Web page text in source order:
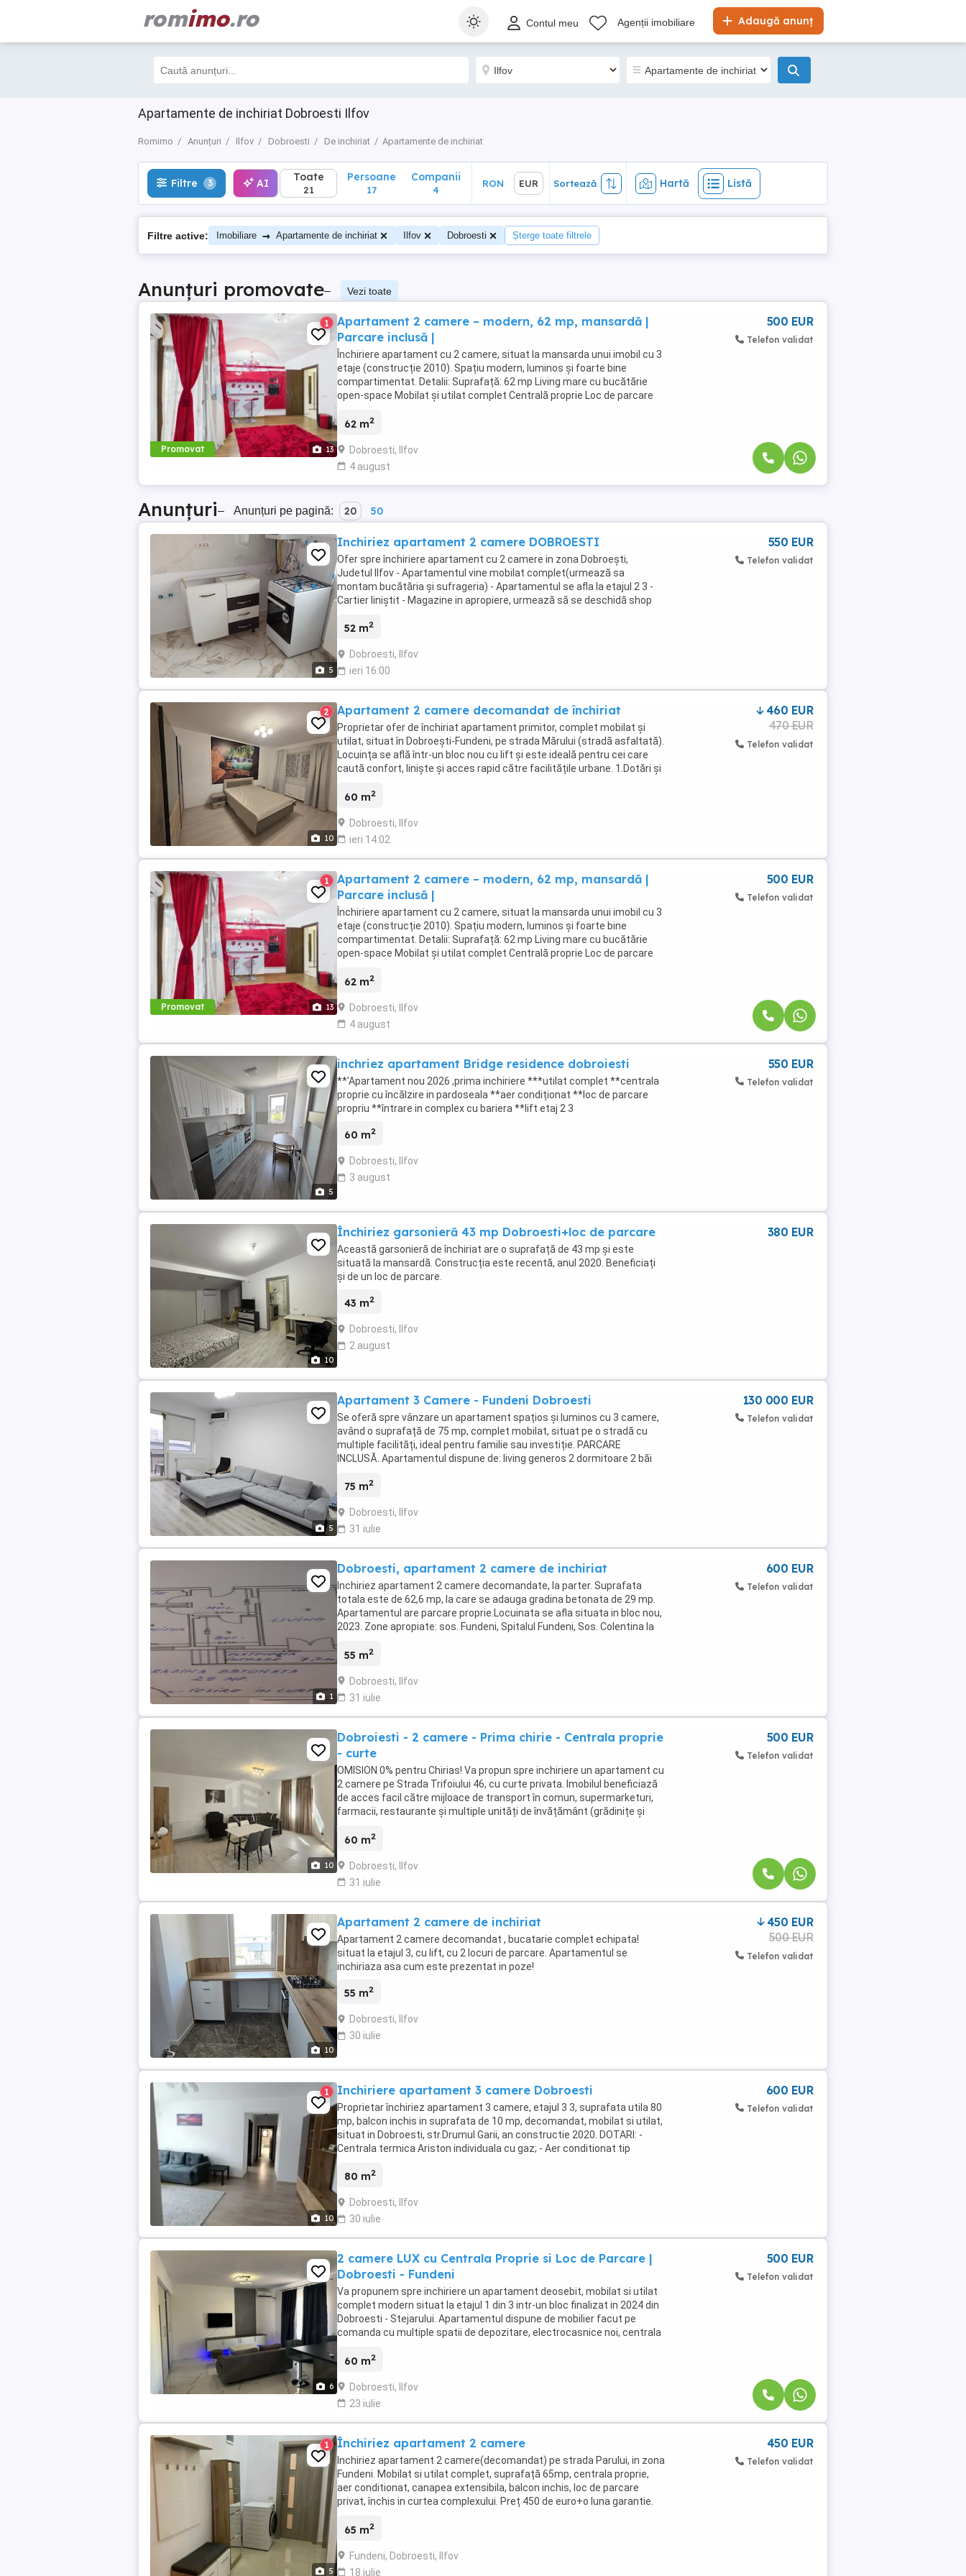
romimo.ro Adaugă anunț
Contul meu Agenții imobiliare
Apartamente de inchiriat Dobroesti Ilfov
Romimo Anunțuri Ilfov Dobroesti De inchiriat Apartamente de inchiriat
Filtre 3 AI RON EUR Sortează Hartă Listă
Filtre 3 AI Toate
21
Persoane
17
Companii
4
RON EUR Sortează Hartă Listă
Filtre active: Imobiliare → Apartamente de inchiriat Ilfov Dobroesti Șterge toate filtrele
Anunțuri promovate– Vezi toate
Promovat 13
1
Apartament 2 camere – modern, 62 mp, mansardă |
Parcare inclusă |
Închiriere apartament cu 2 camere, situat la mansarda unui imobil cu 3
etaje (construcție 2010). Spațiu modern, luminos și foarte bine
compartimentat. Detalii: Suprafață: 62 mp Living mare cu bucătărie
open-space Mobilat și utilat complet Centrală proprie Loc de parcare
62 m2
Dobroesti, Ilfov
4 august
500 EUR
Telefon validat
Anunțuri– Anunțuri pe pagină: 20 50
5
Inchiriez apartament 2 camere DOBROESTI
Ofer spre închiriere apartament cu 2 camere in zona Dobroești,
Judetul Ilfov - Apartamentul vine mobilat complet(urmează sa
montam bucătăria și sufrageria) - Apartamentul se afla la etajul 2 3 -
Cartier liniștit - Magazine in apropiere, urmează să se deschidă shop
52 m2
Dobroesti, Ilfov
ieri 16:00
550 EUR
Telefon validat
10
2 Apartament 2 camere decomandat de închiriat
Proprietar ofer de închiriat apartament primitor, complet mobilat și
utilat, situat în Dobroești-Fundeni, pe strada Mărului (stradă asfaltată).
Locuința se află într-un bloc nou cu lift și este ideală pentru cei care
caută confort, liniște și acces rapid către facilitățile urbane. 1.Dotări și
60 m2
Dobroesti, Ilfov
ieri 14:02
460 EUR
470 EUR
Telefon validat
Promovat 13
1
Apartament 2 camere – modern, 62 mp, mansardă |
Parcare inclusă |
Închiriere apartament cu 2 camere, situat la mansarda unui imobil cu 3
etaje (construcție 2010). Spațiu modern, luminos și foarte bine
compartimentat. Detalii: Suprafață: 62 mp Living mare cu bucătărie
open-space Mobilat și utilat complet Centrală proprie Loc de parcare
62 m2
Dobroesti, Ilfov
4 august
500 EUR
Telefon validat
5
inchriez apartament Bridge residence dobroiesti
**'Apartament nou 2026 ,prima inchiriere ***utilat complet **centrala
proprie cu încălzire in pardoseala **aer condiționat **loc de parcare
propriu **întrare in complex cu bariera **lift etaj 2 3
60 m2
Dobroesti, Ilfov
3 august
550 EUR
Telefon validat
10
Închiriez garsonieră 43 mp Dobroesti+loc de parcare
Această garsonieră de închiriat are o suprafață de 43 mp și este
situată la mansardă. Construcția este recentă, anul 2020. Beneficiați
și de un loc de parcare.
43 m2
Dobroesti, Ilfov
2 august
380 EUR
5
Apartament 3 Camere - Fundeni Dobroesti
Se oferă spre vânzare un apartament spațios și luminos cu 3 camere,
având o suprafață de 75 mp, complet mobilat, situat pe o stradă cu
multiple facilități, ideal pentru familie sau investiție. PARCARE
INCLUSĂ. Apartamentul dispune de: living generos 2 dormitoare 2 băi
75 m2
Dobroesti, Ilfov
31 iulie
130 000 EUR
Telefon validat
1
Dobroesti, apartament 2 camere de inchiriat
Inchiriez apartament 2 camere decomandate, la parter. Suprafata
totala este de 62,6 mp, la care se adauga gradina betonata de 29 mp.
Apartamentul are parcare proprie.Locuinata se afla situata in bloc nou,
2023. Zone apropiate: sos. Fundeni, Spitalul Fundeni, Sos. Colentina la
55 m2
Dobroesti, Ilfov
31 iulie
600 EUR
Telefon validat
10
Dobroiesti - 2 camere - Prima chirie - Centrala proprie
- curte
OMISION 0% pentru Chirias! Va propun spre inchiriere un apartament cu
2 camere pe Strada Trifoiului 46, cu curte privata. Imobilul beneficiază
de acces facil către mijloace de transport în comun, supermarketuri,
farmacii, restaurante și multiple unități de învățământ (grădinițe și
60 m2
Dobroesti, Ilfov
31 iulie
500 EUR
Telefon validat
10
Apartament 2 camere de inchiriat
Apartament 2 camere decomandat , bucatarie complet echipata!
situat la etajul 3, cu lift, cu 2 locuri de parcare. Apartamentul se
inchiriaza asa cum este prezentat in poze!
55 m2
Dobroesti, Ilfov
30 iulie
450 EUR
500 EUR
Telefon validat
10
1 Inchiriere apartament 3 camere Dobroesti
Proprietar închiriez apartament 3 camere, etajul 3 3, suprafata utila 80
mp, balcon inchis in suprafata de 10 mp, decomandat, mobilat si utilat,
situat in Dobroesti, str.Drumul Garii, an constructie 2020. DOTARI: -
Centrala termica Ariston individuala cu gaz; - Aer conditionat tip
80 m2
Dobroesti, Ilfov
30 iulie
600 EUR
Telefon validat
6
2 camere LUX cu Centrala Proprie si Loc de Parcare |
Dobroesti - Fundeni
Va propunem spre inchiriere un apartament deosebit, mobilat si utilat
complet modern situat la etajul 1 din 3 intr-un bloc finalizat in 2024 din
Dobroesti - Stejarului. Apartamentul dispune de mobilier facut pe
comanda cu multiple spatii de depozitare, electrocasnice noi, centrala
60 m2
Dobroesti, Ilfov
23 iulie
500 EUR
Telefon validat
5
1 Închiriez apartament 2 camere
Inchiriez apartament 2 camere(decomandat) pe strada Parului, in zona
Fundeni. Mobilat si utilat complet, suprafață 65mp, centrala proprie,
aer conditionat, canapea extensibila, balcon inchis, loc de parcare
privat, închis in curtea complexului. Preț 450 de euro+o luna garantie.
65 m2
Fundeni, Dobroesti, Ilfov
18 iulie
450 EUR
Telefon validat